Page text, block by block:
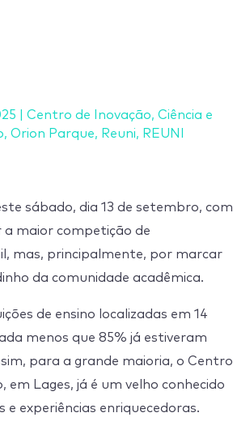
Centro de Inovação, Ciência e
, Orion Parque, Reuni, REUNI
sábado, dia 13 de setembro, com
a maior competição de
mas, principalmente, por marcar
da comunidade acadêmica.
de ensino localizadas em 14
menos que 85% já estiveram
para a grande maioria, o Centro
em Lages, já é um velho conhecido
experiências enriquecedoras.